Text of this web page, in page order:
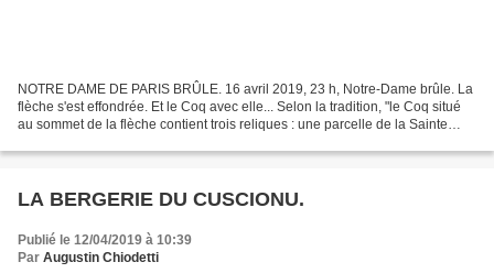
NOTRE DAME DE PARIS BRÛLE. 16 avril 2019, 23 h, Notre-Dame brûle. La
flèche s'est effondrée. Et le Coq avec elle... Selon la tradition, "le Coq situé
au sommet de la flèche contient trois reliques : une parcelle de la Sainte
LA BERGERIE DU CUSCIONU.
Publié le 12/04/2019 à 10:39
Par Augustin Chiodetti